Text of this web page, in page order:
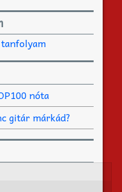
nóta
gitár márkád?